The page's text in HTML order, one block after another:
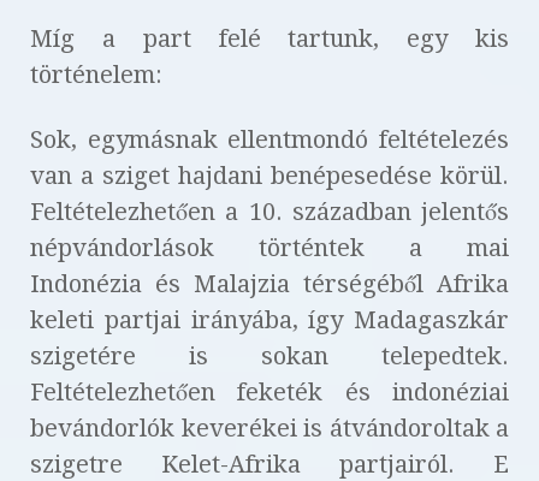
Míg a part felé tartunk, egy kis
történelem:
Sok, egymásnak ellentmondó feltételezés
van a sziget hajdani benépesedése körül.
Feltételezhetően a 10. században jelentős
népvándorlások történtek a mai
Indonézia és Malajzia térségéből Afrika
keleti partjai irányába, így Madagaszkár
szigetére is sokan telepedtek.
Feltételezhetően feketék és indonéziai
bevándorlók keverékei is átvándoroltak a
szigetre Kelet-Afrika partjairól. E